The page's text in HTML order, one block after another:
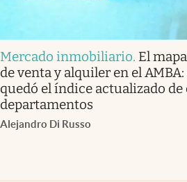
Mercado inmobiliario. El
de venta y alquiler en el
quedó el índice actualizado de
departamentos
Alejandro Di Russo